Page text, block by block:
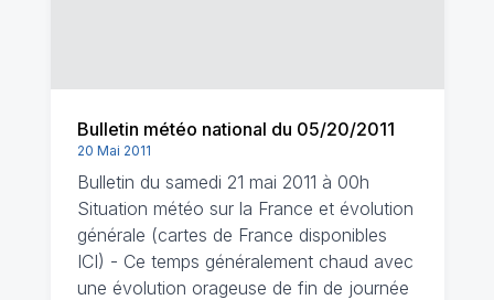
Bulletin météo national du 05/20/2011
20 Mai 2011
Bulletin du samedi 21 mai 2011 à 00h
Situation météo sur la France et évolution
générale (cartes de France disponibles
ICI) - Ce temps généralement chaud avec
une évolution orageuse de fin de journée